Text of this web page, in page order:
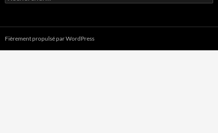
Fièrement propulsé par WordPress